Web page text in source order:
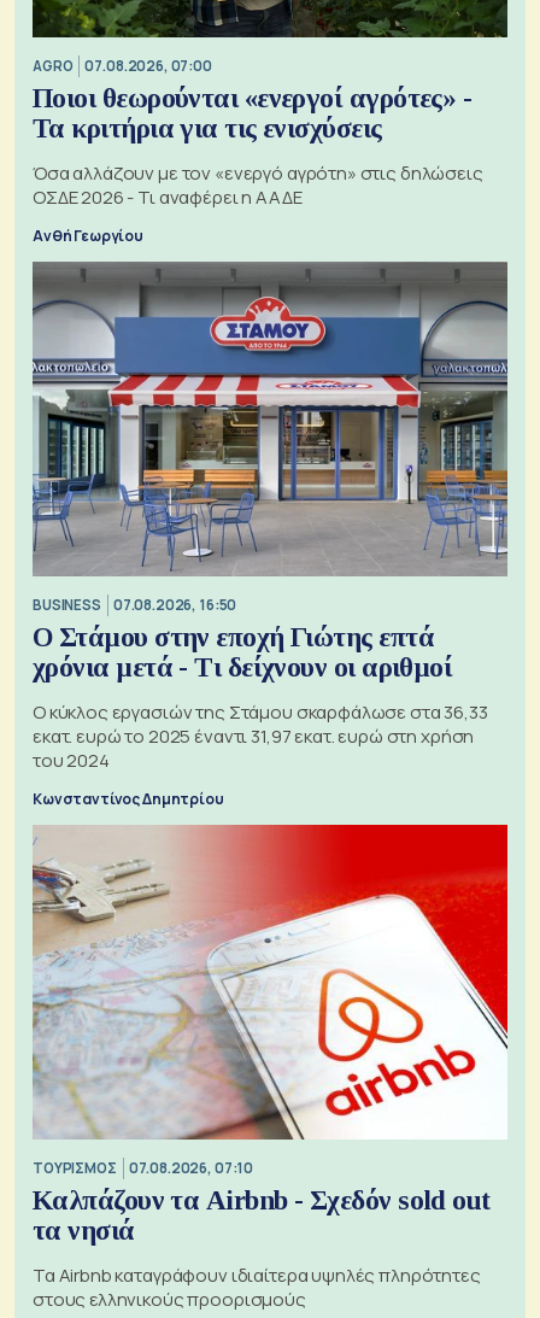
AGRO 07.08.2026, 07:00
Ποιοι θεωρούνται «ενεργοί αγρότες» -
Τα κριτήρια για τις ενισχύσεις
Όσα αλλάζουν με τον «ενεργό αγρότη» στις δηλώσεις
ΟΣΔΕ 2026 - Τι αναφέρει η ΑΑΔΕ
Ανθή Γεωργίου
BUSINESS 07.08.2026, 16:50
Ο Στάμου στην εποχή Γιώτης επτά
χρόνια μετά - Τι δείχνουν οι αριθμοί
Ο κύκλος εργασιών της Στάμου σκαρφάλωσε στα 36,33
εκατ. ευρώ το 2025 έναντι 31,97 εκατ. ευρώ στη χρήση
του 2024
Κωνσταντίνος Δημητρίου
ΤΟΥΡΙΣΜΟΣ 07.08.2026, 07:10
Καλπάζουν τα Airbnb - Σχεδόν sold out
τα νησιά
Τα Airbnb καταγράφουν ιδιαίτερα υψηλές πληρότητες
στους ελληνικούς προορισμούς